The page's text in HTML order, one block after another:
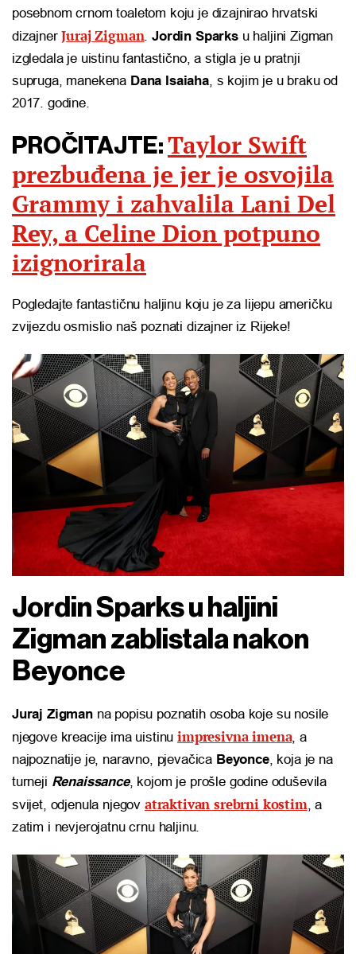
posebnom crnom toaletom koju je dizajnirao hrvatski
dizajnerJuraj Zigman.Jordin Sparksu haljini Zigman
izgledala je uistinu fantastično, a stigla je u pratnji
supruga, manekena Dana Isaiaha, s kojim je u braku od
2017. godine.
PROČITAJTE: Taylor Swift
prezbuđena je jer je osvojila
Grammy i zahvalila Lani Del
Rey, a Celine Dion potpuno
izignorirala
Pogledajte fantastičnu haljinu koju je za lijepu američku
zvijezdu osmislio naš poznati dizajner iz Rijeke!
Jordin Sparks u haljini
Zigman zablistala nakon
Beyonce
Juraj Zigmanna popisu poznatih osoba koje su nosile
njegove kreacije ima uistinuimpresivna imena, a
najpoznatije je, naravno, pjevačica Beyonce, koja je na
turneji Renaissance, kojom je prošle godine oduševila
svijet, odjenula njegov atraktivan srebrni kostim, a
zatim i nevjerojatnu crnu haljinu.